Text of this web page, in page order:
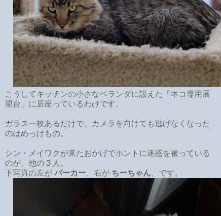
こうしてキッチンの小さなベランダに設えた「ネコ専用展
望台」に居座っているわけです。
ガラス一枚あるだけで、カメラを向けても逃げなくなった
のはめっけもの。
シン・メイワクが来たおかげでホントに迷惑を被っている
のが、他の３人。
下写真の左が パーカー 、右が ちーちゃん 、です。